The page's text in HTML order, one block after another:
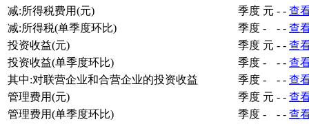
减:所得税费用(元)
季度 元 - - 查
减:所得税(单季度环比)
季度 - - - 查
投资收益(元)
季度 元 - - 查
投资收益(单季度环比)
季度 - - - 查
其中:对联营企业和合营企业的投资收益
季度 - - - 查
管理费用(元)
季度 元 - - 查
管理费用(单季度环比)
季度 - - - 查